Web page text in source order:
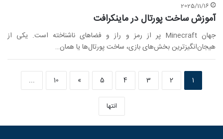
2025/11/16
آموزش ساخت پورتال در ماینکرافت
جهان Minecraft پر از رمز و راز و فضاهای ناشناخته است. یکی از
هیجان‌انگیزترین بخش‌های بازی، ساخت پورتال‌ها یا همان…
1
2
3
4
5
»
10
...
انتها